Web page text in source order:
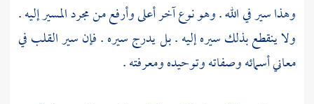
وهذا سير في الله . وهو نوع آخر أعلى وأرفع من مجرد المسير إليه .
ولا ينقطع بذلك سيره إليه . بل يدرج سيره . فإن سير القلب في
معاني أسمائه وصفاته وتوحيده ومعرفته .